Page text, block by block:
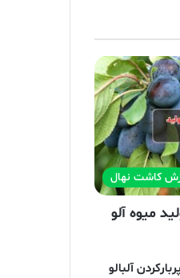
کاشت نهال
میوه آلو
آلبالو